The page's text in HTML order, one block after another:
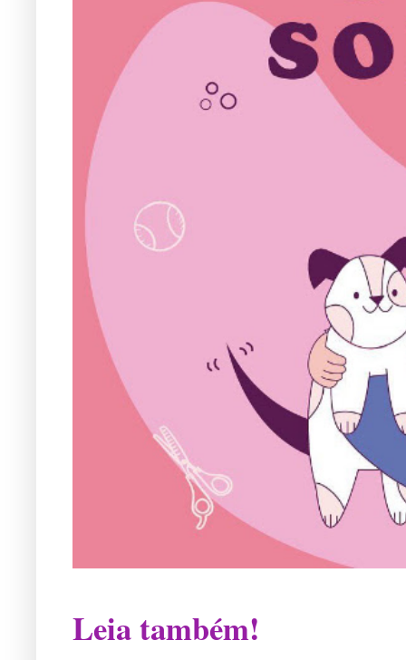
Leia também!